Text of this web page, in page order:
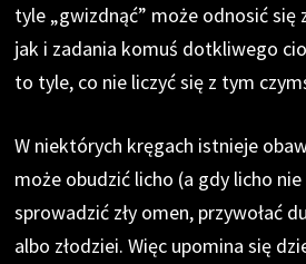
tyle „gwizdnąć” może odnosić
jak i zadania komuś dotkliwego
to tyle, co nie liczyć się z tym
W niektórych kręgach istnieje
może obudzić licho (a gdy licho
sprowadzić zły omen, przywołać
albo złodziei. Więc upomina się